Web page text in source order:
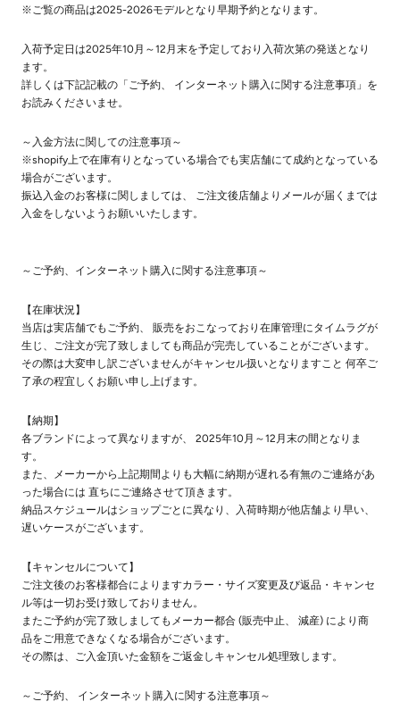
※ご覧の商品は2025-2026モデルとなり早期予約となります。
入荷予定日は2025年10月～12月末を予定しており入荷次第の発送となり
ます。
詳しくは下記記載の「ご予約、 インターネット購入に関する注意事項」を
お読みくださいませ。
～入金方法に関しての注意事項～
※shopify上で在庫有りとなっている場合でも実店舗にて成約となっている
場合がございます。
振込入金のお客様に関しましては、 ご注文後店舗よりメールが届くまでは
入金をしないようお願いいたします。
～ご予約、インターネット購入に関する注意事項～
【在庫状況】
当店は実店舗でもご予約、 販売をおこなっており在庫管理にタイムラグが
生じ、ご注文が完了致しましても商品が完売していることがございます。
その際は大変申し訳ございませんがキャンセル扱いとなりますこと 何卒ご
了承の程宜しくお願い申し上げます。
【納期】
各ブランドによって異なりますが、 2025年10月～12月末の間となりま
す。
また、メーカーから上記期間よりも大幅に納期が遅れる有無のご連絡があ
った場合には 直ちにご連絡させて頂きます。
納品スケジュールはショップごとに異なり、入荷時期が他店舗より早い、
遅いケースがございます。
【キャンセルについて】
ご注文後のお客様都合によりますカラー・サイズ変更及び返品・キャンセ
ル等は一切お受け致しておりません。
またご予約が完了致しましてもメーカー都合 (販売中止、 減産) により商
品をご用意できなくなる場合がございます。
その際は、ご入金頂いた金額をご返金しキャンセル処理致します。
～ご予約、 インターネット購入に関する注意事項～